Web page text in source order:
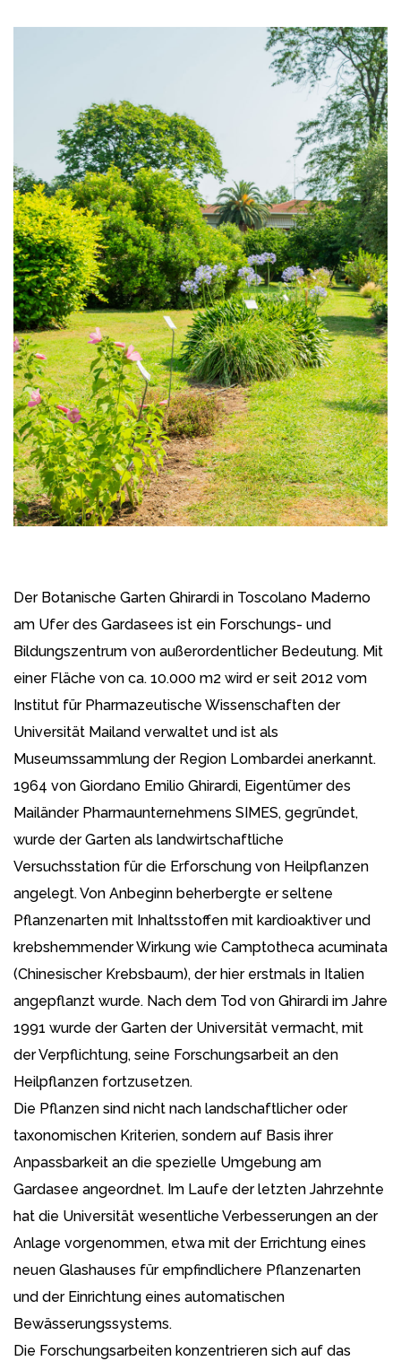
Der Botanische Garten Ghirardi in Toscolano Maderno
am Ufer des Gardasees ist ein Forschungs- und
Bildungszentrum von außerordentlicher Bedeutung. Mit
einer Fläche von ca. 10.000 m2 wird er seit 2012 vom
Institut für Pharmazeutische Wissenschaften der
Universität Mailand verwaltet und ist als
Museumssammlung der Region Lombardei anerkannt.
1964 von Giordano Emilio Ghirardi, Eigentümer des
Mailänder Pharmaunternehmens SIMES, gegründet,
wurde der Garten als landwirtschaftliche
Versuchsstation für die Erforschung von Heilpflanzen
angelegt. Von Anbeginn beherbergte er seltene
Pflanzenarten mit Inhaltsstoffen mit kardioaktiver und
krebshemmender Wirkung wie Camptotheca acuminata
(Chinesischer Krebsbaum), der hier erstmals in Italien
angepflanzt wurde. Nach dem Tod von Ghirardi im Jahre
1991 wurde der Garten der Universität vermacht, mit
der Verpflichtung, seine Forschungsarbeit an den
Heilpflanzen fortzusetzen.
Die Pflanzen sind nicht nach landschaftlicher oder
taxonomischen Kriterien, sondern auf Basis ihrer
Anpassbarkeit an die spezielle Umgebung am
Gardasee angeordnet. Im Laufe der letzten Jahrzehnte
hat die Universität wesentliche Verbesserungen an der
Anlage vorgenommen, etwa mit der Errichtung eines
neuen Glashauses für empfindlichere Pflanzenarten
und der Einrichtung eines automatischen
Bewässerungssystems.
Die Forschungsarbeiten konzentrieren sich auf das